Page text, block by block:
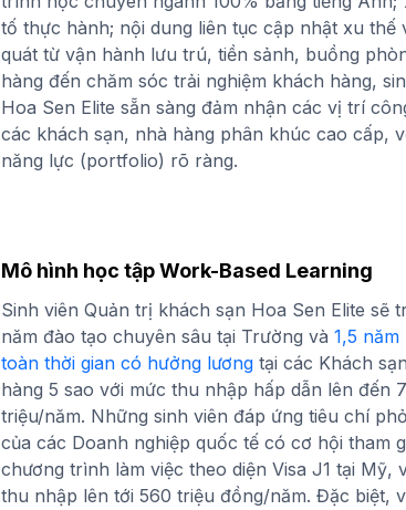
tố thực hành; nội dung liên tục cập nhật xu thế
quát từ vận hành lưu trú, tiền sảnh, buồng
hàng đến chăm sóc trải nghiệm khách hàng,
Hoa Sen Elite sẵn sàng đảm nhận các vị trí
các khách sạn, nhà hàng phân khúc cao cấp,
năng lực (portfolio) rõ ràng.
Mô hình học tập Work-Based Learning
Sinh viên Quản trị khách sạn Hoa Sen Elite sẽ
năm đào tạo chuyên sâu tại Trường và 1,5 năm
toàn thời gian có hưởng lương tại các Khách
hàng 5 sao với mức thu nhập hấp dẫn lên đến
triệu/năm. Những sinh viên đáp ứng tiêu chí
của các Doanh nghiệp quốc tế có cơ hội tham
chương trình làm việc theo diện Visa J1 tại Mỹ,
thu nhập lên tới 560 triệu đồng/năm. Đặc biệt,